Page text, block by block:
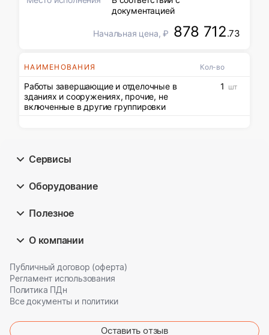
филиала ПАО «Россети Московский регион» -
Восточные электрические сети
документацией
Начальная цена, ₽ 878 712.73
НАИМЕНОВАНИЯ Кол-во
Работы завершающие и отделочные в
зданиях и сооружениях, прочие, не
включенные в другие группировки
1 шт
Сервисы
Оборудование
Полезное
О компании
Публичный договор (оферта)
Регламент использования
Политика ПДн
Все документы и политики
Оставить отзыв